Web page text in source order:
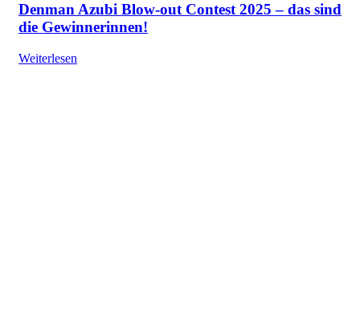
Denman Azubi Blow-out Contest 2025 – das sind
die Gewinnerinnen!
Weiterlesen